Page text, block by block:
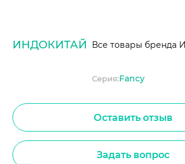
ИНДОКИТАЙ Все товары бренда
Серия:Fancy
Оставить отзыв
Задать вопрос